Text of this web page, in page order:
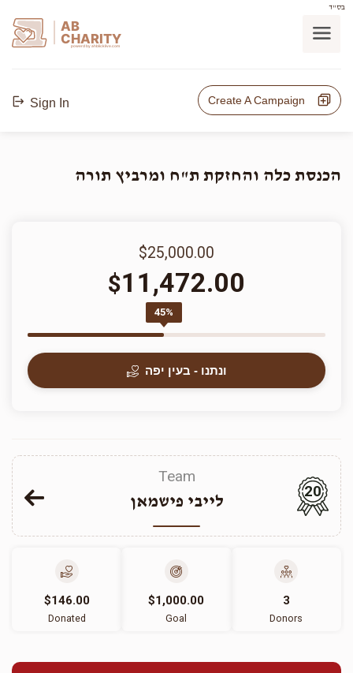
בס"ד
AB
CHARITY
powerd by ahblicklive.com
Sign In Create A Campaign
הכנסת כלה והחזקת ת"ח ומרביץ תורה
$25,000.00
$11,472.00
45%
ונתנו - בעין יפה
Team
לייבי פישמאן
20
$146.00
Donated
$1,000.00
Goal
3
Donors